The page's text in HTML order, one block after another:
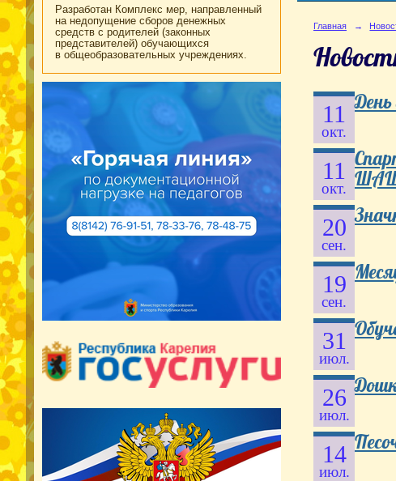
Разработан Комплекс мер, направленный
на недопущение сборов денежных
средств с родителей (законных
представителей) обучающихся
в общеобразовательных учреждениях.
Главная →
11
окт.
11
окт.
20
сен.
19
сен.
31
июл.
26
июл.
14
июл.